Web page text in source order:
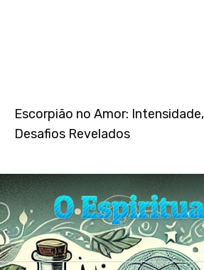
Escorpião no Amor:
Desafios Revelados